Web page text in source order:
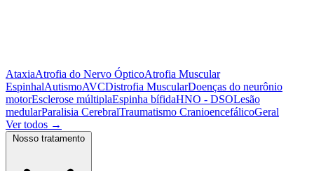
AtaxiaAtrofia do Nervo ÓpticoAtrofia Muscular
EspinhalAutismoAVCDistrofia MuscularDoenças do neurônio
motorEsclerose múltiplaEspinha bífidaHNO - DSOLesão
medularParalisia CerebralTraumatismo CranioencefálicoGeral
Ver todos →